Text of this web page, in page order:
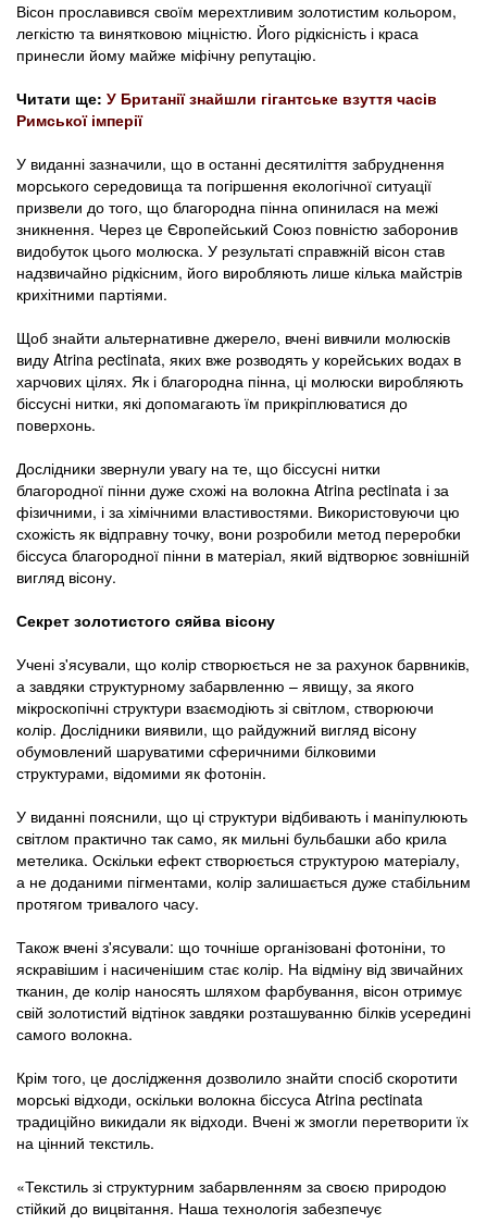
Вісон прославився своїм мерехтливим золотистим кольором,
легкістю та винятковою міцністю. Його рідкісність і краса
принесли йому майже міфічну репутацію.
Читати ще: У Британії знайшли гігантське взуття часів
Римської імперії
У виданні зазначили, що в останні десятиліття забруднення
морського середовища та погіршення екологічної ситуації
призвели до того, що благородна пінна опинилася на межі
зникнення. Через це Європейський Союз повністю заборонив
видобуток цього молюска. У результаті справжній вісон став
надзвичайно рідкісним, його виробляють лише кілька майстрів
крихітними партіями.
Щоб знайти альтернативне джерело, вчені вивчили молюсків
виду Atrina pectinata, яких вже розводять у корейських водах в
харчових цілях. Як і благородна пінна, ці молюски виробляють
біссусні нитки, які допомагають їм прикріплюватися до
поверхонь.
Дослідники звернули увагу на те, що біссусні нитки
благородної пінни дуже схожі на волокна Atrina pectinata і за
фізичними, і за хімічними властивостями. Використовуючи цю
схожість як відправну точку, вони розробили метод переробки
біссуса благородної пінни в матеріал, який відтворює зовнішній
вигляд вісону.
Секрет золотистого сяйва вісону
Учені з'ясували, що колір створюється не за рахунок барвників,
а завдяки структурному забарвленню – явищу, за якого
мікроскопічні структури взаємодіють зі світлом, створюючи
колір. Дослідники виявили, що райдужний вигляд вісону
обумовлений шаруватими сферичними білковими
структурами, відомими як фотонін.
У виданні пояснили, що ці структури відбивають і маніпулюють
світлом практично так само, як мильні бульбашки або крила
метелика. Оскільки ефект створюється структурою матеріалу,
а не доданими пігментами, колір залишається дуже стабільним
протягом тривалого часу.
Також вчені з'ясували: що точніше організовані фотоніни, то
яскравішим і насиченішим стає колір. На відміну від звичайних
тканин, де колір наносять шляхом фарбування, вісон отримує
свій золотистий відтінок завдяки розташуванню білків усередині
самого волокна.
Крім того, це дослідження дозволило знайти спосіб скоротити
морські відходи, оскільки волокна біссуса Atrina pectinata
традиційно викидали як відходи. Вчені ж змогли перетворити їх
на цінний текстиль.
«Текстиль зі структурним забарвленням за своєю природою
стійкий до вицвітання. Наша технологія забезпечує